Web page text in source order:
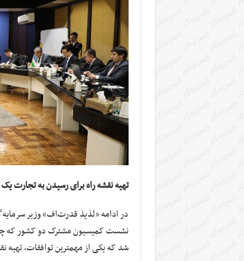
تهیه نقشه راه برای رسیدن به تجارت
در ادامه «لذیذ قدرت‌اف» وزیر
نشست کمیسیون مشترک دو کشور که
شد که یکی از مهمترین توافقات، تهیه